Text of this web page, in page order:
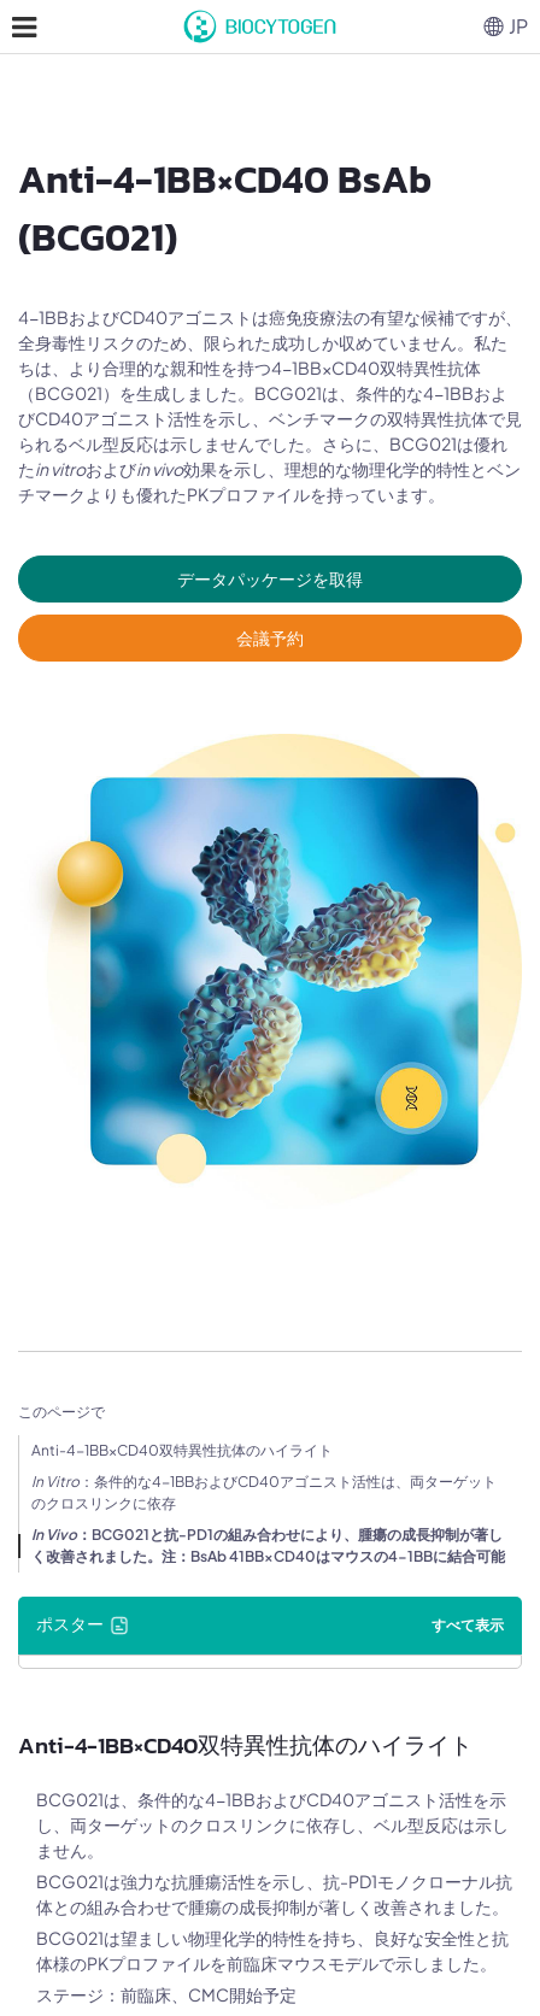
Anti-4-1BB×CD40 BsAb
(BCG021)
4-1BBおよびCD40アゴニストは癌免疫療法の有望な候補ですが、
全身毒性リスクのため、限られた成功しか収めていません。私た
ちは、より合理的な親和性を持つ4-1BB×CD40双特異性抗体
（BCG021）を生成しました。BCG021は、条件的な4-1BBおよ
びCD40アゴニスト活性を示し、ベンチマークの双特異性抗体で見
られるベル型反応は示しませんでした。さらに、BCG021は優れ
たin vitroおよびin vivo効果を示し、理想的な物理化学的特性とベン
チマークよりも優れたPKプロファイルを持っています。
データパッケージを取得
会議予約
このページで
Anti-4-1BB×CD40双特異性抗体のハイライト
In Vitro ：条件的な4-1BBおよびCD40アゴニスト活性は、両ターゲット
のクロスリンクに依存
In Vivo：BCG021と抗-PD1の組み合わせにより、腫瘍の成長抑制が著し
く改善されました。注：BsAb 41BB×CD40はマウスの4-1BBに結合可能
ポスター すべて表示
Anti-4-1BB×CD40双特異性抗体のハイライト
BCG021は、条件的な4-1BBおよびCD40アゴニスト活性を示
し、両ターゲットのクロスリンクに依存し、ベル型反応は示し
ません。
BCG021は強力な抗腫瘍活性を示し、抗-PD1モノクローナル抗
体との組み合わせで腫瘍の成長抑制が著しく改善されました。
BCG021は望ましい物理化学的特性を持ち、良好な安全性と抗
体様のPKプロファイルを前臨床マウスモデルで示しました。
ステージ：前臨床、CMC開始予定
JP